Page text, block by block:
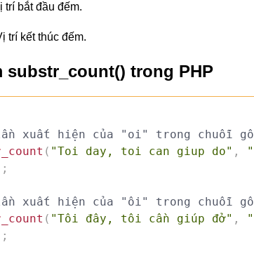
trí bắt đầu đếm.
trí kết thúc đếm.
substr_count() trong PHP
xuất hiện của "oi" trong chuỗi
( "Toi day, toi can giup do" ,
;
xuất hiện của "ôi" trong chuỗi
( "Tôi đây, tôi cần giúp đở" ,
;